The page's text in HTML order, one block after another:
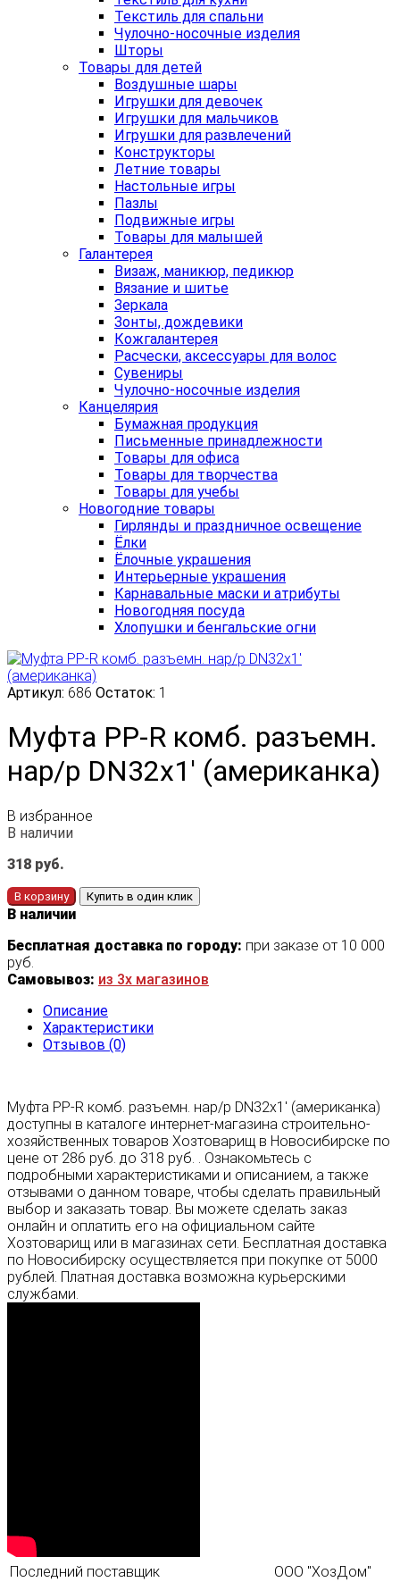
Текстиль для спальни
Чулочно-носочные изделия
Шторы
Товары для детей
Воздушные шары
Игрушки для девочек
Игрушки для мальчиков
Игрушки для развлечений
Конструкторы
Летние товары
Настольные игры
Пазлы
Подвижные игры
Товары для малышей
Галантерея
Визаж, маникюр, педикюр
Вязание и шитье
Зеркала
Зонты, дождевики
Кожгалантерея
Расчески, аксессуары для волос
Сувениры
Чулочно-носочные изделия
Канцелярия
Бумажная продукция
Письменные принадлежности
Товары для офиса
Товары для творчества
Товары для учебы
Новогодние товары
Гирлянды и праздничное освещение
Ёлки
Ёлочные украшения
Интерьерные украшения
Карнавальные маски и атрибуты
Новогодняя посуда
Хлопушки и бенгальские огни
Артикул: 686 Остаток: 1
Муфта PP-R комб. разъемн.
нар/р DN32х1' (американка)
В избранное
В наличии
318 руб.
В корзину Купить в один клик
В наличии
Бесплатная доставка по городу: при заказе от 10 000
руб.
Самовывоз: из 3х магазинов
Описание
Характеристики
Отзывов (0)
Муфта PP-R комб. разъемн. нар/р DN32х1' (американка)
доступны в каталоге интернет-магазина строительно-
хозяйственных товаров Хозтоварищ в Новосибирске по
цене от 286 руб. до 318 руб. . Ознакомьтесь с
подробными характеристиками и описанием, а также
отзывами о данном товаре, чтобы сделать правильный
выбор и заказать товар. Вы можете сделать заказ
онлайн и оплатить его на официальном сайте
Хозтоварищ или в магазинах сети. Бесплатная доставка
по Новосибирску осуществляется при покупке от 5000
рублей. Платная доставка возможна курьерскими
службами.
Последний поставщик
ООО "ХозДом"